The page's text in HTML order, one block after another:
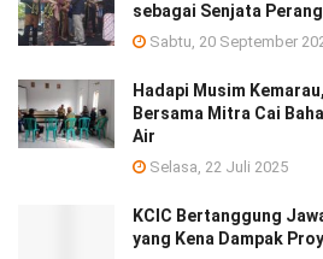
sebagai Senjata
Sabtu, 20 September
Hadapi Musim
Bersama Mitra Cai
Air
Selasa, 22 Juli 2025
KCIC Bertanggung
yang Kena Dampak